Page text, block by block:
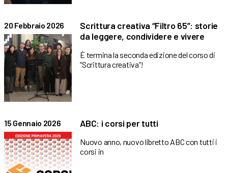
20 Febbraio 2026
Scrittura creativa “Filtro 65”: storie
da leggere, condividere e vivere
È termina la seconda edizione del corso di
“Scrittura creativa”!
15 Gennaio 2026 ABC: i corsi per tutti
Nuovo anno, nuovo libretto ABC con tutti i
corsi in